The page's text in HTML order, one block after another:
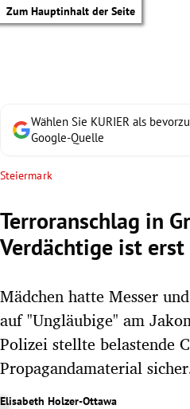
Zum Hauptinhalt der Seite
Untermenü
Untermenü
Wählen Sie KURIER als
Google-Quelle
Steiermark
Terroranschlag in
Verdächtige ist
Mädchen hatte Messer
auf "Ungläubige" am
Polizei stellte belastende
Propagandamaterial
Elisabeth Holzer-Ottawa